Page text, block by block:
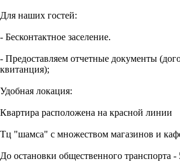
Для наших гостей:
- Бесконтактное заселение.
- Предоставляем отчетные документы
квитанция);
Удобная локация:
Квартира расположена на красной линии
Тц "шамса" с множеством магазинов и
До остановки общественного транспорта